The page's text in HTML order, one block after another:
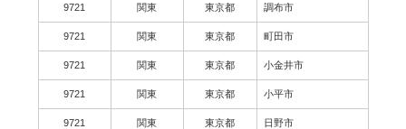
9721 関東 東京都 調布市
9721 関東 東京都 町田市
9721 関東 東京都 小金井市
9721 関東 東京都 小平市
9721 関東 東京都 日野市